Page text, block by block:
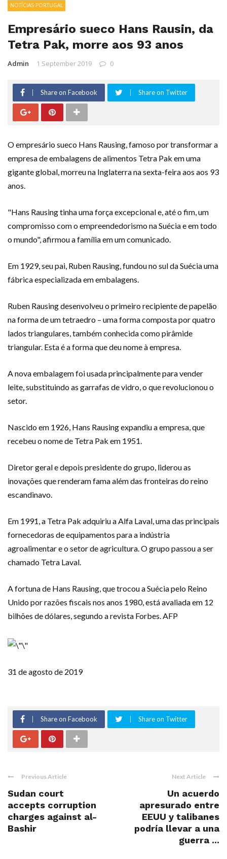
NOTÍCIAS PORTUGAL
Empresário sueco Hans Rausin, da
Tetra Pak, morre aos 93 anos
Admin 1 September 2019 0
Share on Facebook Share on Twitter
O empresário sueco Hans Rausing, famoso por transformar a
empresa de embalagens de alimentos Tetra Pak em uma
gigante global, morreu na Inglaterra na sexta-feira aos aos 93
anos.
"Hans Rausing tinha uma força excepcional e, até o fim, um
compromisso com o empreendedorismo na Suécia e em todo
o mundo", afirmou a família em um comunicado.
Em 1929, seu pai, Ruben Rausing, fundou no sul da Suécia uma
fábrica especializada em embalagens.
Ruben Rausing desenvolveu o primeiro recipiente de papelão
na forma de um tetraedro – uma forma composta por quatro
lados triangulares, também conhecida como pirâmide
triangular. Esta é a forma que deu nome à empresa.
A nova embalagem foi usada principalmente para vender
leite, substituindo as garrafas de vidro, o que revolucionou o
setor.
Nascido em 1926, Hans Rausing expandiu a empresa, que
recebeu o nome de Tetra Pak em 1951.
Diretor geral e depois presidente do grupo, liderou as
inovações que renderam fama além das fronteiras do reino
escandinavo.
Em 1991, a Tetra Pak adquiriu a Alfa Laval, uma das principais
fornecedoras de equipamentos para a indústria
agroalimentar e o setor de agricultura. O grupo passou a ser
chamado Tetra Laval.
A fortuna de Hans Rausing, que trocou a Suécia pelo Reino
Unido por razões fiscais nos anos 1980, está avaliada em 12
bilhões de dólares, segundo a revista Forbes. AFP
31 de agosto de 2019
Share on Facebook Share on Twitter
Previous Article
Sudan court
accepts corruption
charges against al-
Bashir
Next Article
Un acuerdo
apresurado entre
EEUU y talibanes
podría llevar a una
guerra ...